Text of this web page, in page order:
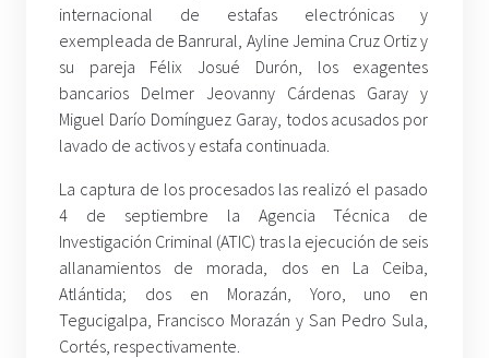
internacional de estafas electrónicas y
exempleada de Banrural, Ayline Jemina Cruz Ortiz y
su pareja Félix Josué Durón, los exagentes
bancarios Delmer Jeovanny Cárdenas Garay y
Miguel Darío Domínguez Garay, todos acusados por
lavado de activos y estafa continuada.
La captura de los procesados las realizó el pasado
4 de septiembre la Agencia Técnica de
Investigación Criminal (ATIC) tras la ejecución de seis
allanamientos de morada, dos en La Ceiba,
Atlántida; dos en Morazán, Yoro, uno en
Tegucigalpa, Francisco Morazán y San Pedro Sula,
Cortés, respectivamente.